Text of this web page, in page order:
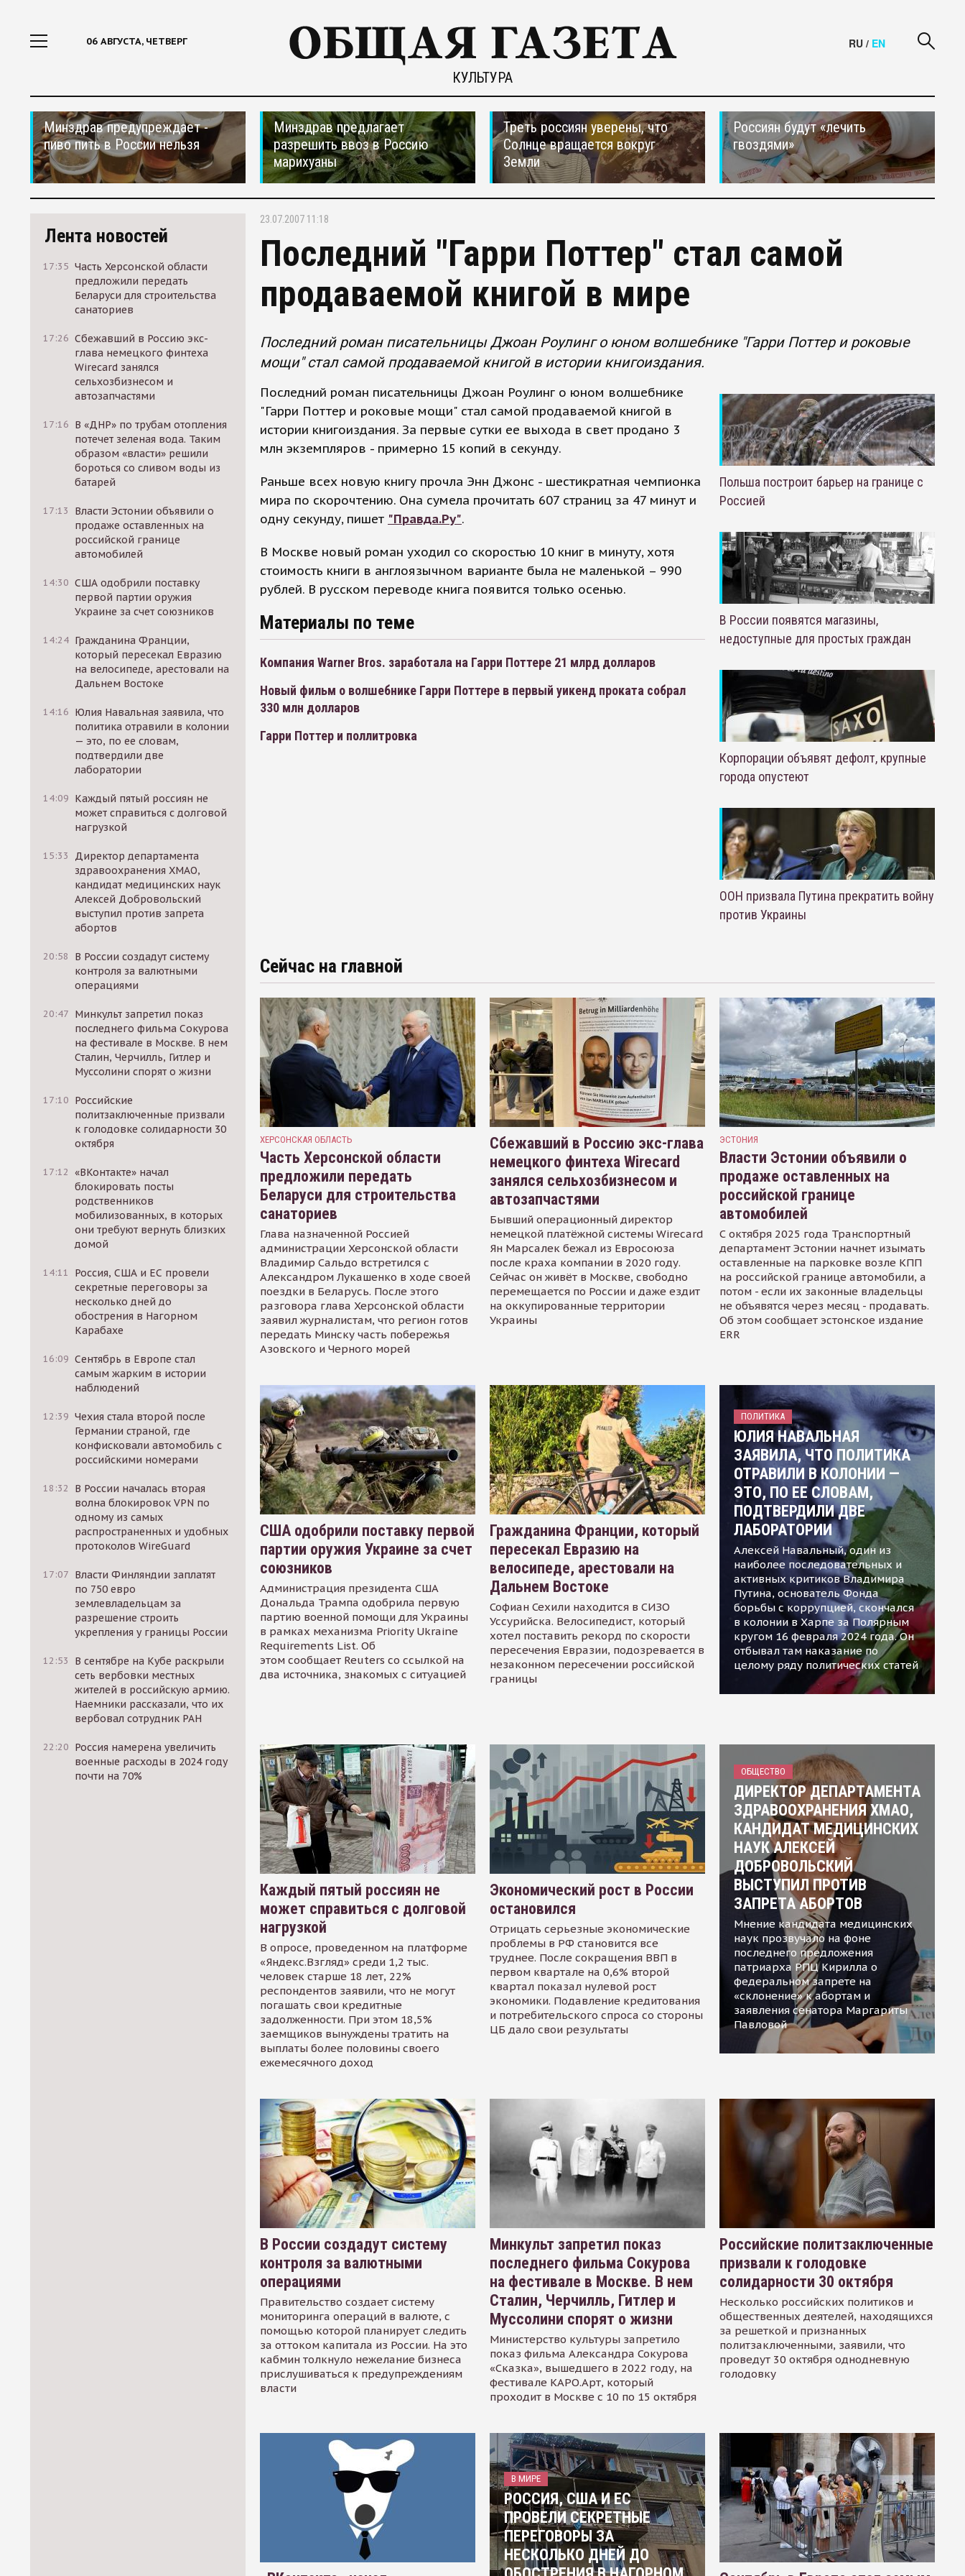
06 АВГУСТА, ЧЕТВЕРГ
КУЛЬТУРА
RU / EN
Минздрав предупреждает -
пиво пить в России нельзя
Минздрав предлагает
разрешить ввоз в Россию
марихуаны
Треть россиян уверены, что
Солнце вращается вокруг
Земли
Россиян будут «лечить
гвоздями»
Лента новостей
17:35 Часть Херсонской области
предложили передать
Беларуси для строительства
санаториев
17:26 Сбежавший в Россию экс-
глава немецкого финтеха
Wirecard занялся
сельхозбизнесом и
автозапчастями
17:16 В «ДНР» по трубам отопления
потечет зеленая вода. Таким
образом «власти» решили
бороться со сливом воды из
батарей
17:13
Власти Эстонии объявили о
продаже оставленных на
российской границе
автомобилей
14:30 США одобрили поставку
первой партии оружия
Украине за счет союзников
14:24 Гражданина Франции,
который пересекал Евразию
на велосипеде, арестовали на
Дальнем Востоке
14:16 Юлия Навальная заявила, что
политика отравили в колонии
— это, по ее словам,
подтвердили две
лаборатории
14:09 Каждый пятый россиян не
может справиться с долговой
нагрузкой
15:33
Директор департамента
здравоохранения ХМАО,
кандидат медицинских наук
Алексей Добровольский
выступил против запрета
абортов
20:58
В России создадут систему
контроля за валютными
операциями
20:47 Минкульт запретил показ
последнего фильма Сокурова
на фестивале в Москве. В нем
Сталин, Черчилль, Гитлер и
Муссолини спорят о жизни
17:10 Российские
политзаключенные призвали
к голодовке солидарности 30
октября
17:12 «ВКонтакте» начал
блокировать посты
родственников
мобилизованных, в которых
они требуют вернуть близких
домой
14:11
Россия, США и ЕС провели
секретные переговоры за
несколько дней до
обострения в Нагорном
Карабахе
16:09 Сентябрь в Европе стал
самым жарким в истории
наблюдений
12:39 Чехия стала второй после
Германии страной, где
конфисковали автомобиль с
российскими номерами
18:32
В России началась вторая
волна блокировок VPN по
одному из самых
распространенных и удобных
протоколов WireGuard
17:07 Власти Финляндии заплатят
по 750 евро
землевладельцам за
разрешение строить
укрепления у границы России
12:53
В сентябре на Кубе раскрыли
сеть вербовки местных
жителей в российскую армию.
Наемники рассказали, что их
вербовал сотрудник РАН
22:20 Россия намерена увеличить
военные расходы в 2024 году
почти на 70%
23.07.2007 11:18
Последний "Гарри Поттер" стал самой
продаваемой книгой в мире
Последний роман писательницы Джоан Роулинг о юном волшебнике "Гарри Поттер и роковые
мощи" стал самой продаваемой книгой в истории книгоиздания.
Последний роман писательницы Джоан Роулинг о юном волшебнике
"Гарри Поттер и роковые мощи" стал самой продаваемой книгой в
истории книгоиздания. За первые сутки ее выхода в свет продано 3
млн экземпляров - примерно 15 копий в секунду.
Раньше всех новую книгу прочла Энн Джонс - шестикратная чемпионка
мира по скорочтению. Она сумела прочитать 607 страниц за 47 минут и
одну секунду, пишет "Правда.Ру".
В Москве новый роман уходил со скоростью 10 книг в минуту, хотя
стоимость книги в англоязычном варианте была не маленькой – 990
рублей. В русском переводе книга появится только осенью.
Материалы по теме
Компания Warner Bros. заработала на Гарри Поттере 21 млрд долларов
Новый фильм о волшебнике Гарри Поттере в первый уикенд проката собрал
330 млн долларов
Гарри Поттер и поллитровка
Польша построит барьер на границе с
Россией
В России появятся магазины,
недоступные для простых граждан
Корпорации объявят дефолт, крупные
города опустеют
ООН призвала Путина прекратить войну
против Украины
Сейчас на главной
ХЕРСОНСКАЯ ОБЛАСТЬ
Часть Херсонской области
предложили передать
Беларуси для строительства
санаториев
Глава назначенной Россией
администрации Херсонской области
Владимир Сальдо встретился с
Александром Лукашенко в ходе своей
поездки в Беларусь. После этого
разговора глава Херсонской области
заявил журналистам, что регион готов
передать Минску часть побережья
Азовского и Черного морей
Сбежавший в Россию экс-глава
немецкого финтеха Wirecard
занялся сельхозбизнесом и
автозапчастями
Бывший операционный директор
немецкой платёжной системы Wirecard
Ян Марсалек бежал из Евросоюза
после краха компании в 2020 году.
Сейчас он живёт в Москве, свободно
перемещается по России и даже ездит
на оккупированные территории
Украины
ЭСТОНИЯ
Власти Эстонии объявили о
продаже оставленных на
российской границе
автомобилей
С октября 2025 года Транспортный
департамент Эстонии начнет изымать
оставленные на парковке возле КПП
на российской границе автомобили, а
потом - если их законные владельцы
не объявятся через месяц - продавать.
Об этом сообщает эстонское издание
ERR
США одобрили поставку первой
партии оружия Украине за счет
союзников
Администрация президента США
Дональда Трампа одобрила первую
партию военной помощи для Украины
в рамках механизма Priority Ukraine
Requirements List. Об
этом сообщает Reuters со ссылкой на
два источника, знакомых с ситуацией
Гражданина Франции, который
пересекал Евразию на
велосипеде, арестовали на
Дальнем Востоке
Софиан Сехили находится в СИЗО
Уссурийска. Велосипедист, который
хотел поставить рекорд по скорости
пересечения Евразии, подозревается в
незаконном пересечении российской
границы
ПОЛИТИКА
ЮЛИЯ НАВАЛЬНАЯ
ЗАЯВИЛА, ЧТО ПОЛИТИКА
ОТРАВИЛИ В КОЛОНИИ —
ЭТО, ПО ЕЕ СЛОВАМ,
ПОДТВЕРДИЛИ ДВЕ
ЛАБОРАТОРИИ
Алексей Навальный, один из
наиболее последовательных и
активных критиков Владимира
Путина, основатель Фонда
борьбы с коррупцией, скончался
в колонии в Харпе за Полярным
кругом 16 февраля 2024 года. Он
отбывал там наказание по
целому ряду политических статей
Каждый пятый россиян не
может справиться с долговой
нагрузкой
В опросе, проведенном на платформе
«Яндекс.Взгляд» среди 1,2 тыс.
человек старше 18 лет, 22%
респондентов заявили, что не могут
погашать свои кредитные
задолженности. При этом 18,5%
заемщиков вынуждены тратить на
выплаты более половины своего
ежемесячного доход
Экономический рост в России
остановился
Отрицать серьезные экономические
проблемы в РФ становится все
труднее. После сокращения ВВП в
первом квартале на 0,6% второй
квартал показал нулевой рост
экономики. Подавление кредитования
и потребительского спроса со стороны
ЦБ дало свои результаты
ОБЩЕСТВО
ДИРЕКТОР ДЕПАРТАМЕНТА
ЗДРАВООХРАНЕНИЯ ХМАО,
КАНДИДАТ МЕДИЦИНСКИХ
НАУК АЛЕКСЕЙ
ДОБРОВОЛЬСКИЙ
ВЫСТУПИЛ ПРОТИВ
ЗАПРЕТА АБОРТОВ
Мнение кандидата медицинских
наук прозвучало на фоне
последнего предложения
патриарха РПЦ Кирилла о
федеральном запрете на
«склонение» к абортам и
заявления сенатора Маргариты
Павловой
В России создадут систему
контроля за валютными
операциями
Правительство создает систему
мониторинга операций в валюте, с
помощью которой планирует следить
за оттоком капитала из России. На это
кабмин толкнуло нежелание бизнеса
прислушиваться к предупреждениям
власти
Минкульт запретил показ
последнего фильма Сокурова
на фестивале в Москве. В нем
Сталин, Черчилль, Гитлер и
Муссолини спорят о жизни
Министерство культуры запретило
показ фильма Александра Сокурова
«Сказка», вышедшего в 2022 году, на
фестивале КАРО.Арт, который
проходит в Москве с 10 по 15 октября
Российские политзаключенные
призвали к голодовке
солидарности 30 октября
Несколько российских политиков и
общественных деятелей, находящихся
за решеткой и признанных
политзаключенными, заявили, что
проведут 30 октября однодневную
голодовку
В МИРЕ
РОССИЯ, США И ЕС
ПРОВЕЛИ СЕКРЕТНЫЕ
ПЕРЕГОВОРЫ ЗА
НЕСКОЛЬКО ДНЕЙ ДО